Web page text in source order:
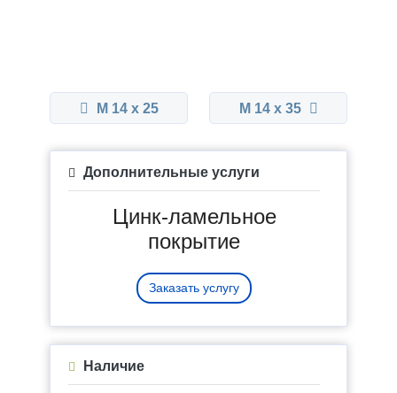
М 14 x 25 М 14 x 35
Дополнительные услуги
Цинк-ламельное
покрытие
Заказать услугу
Наличие